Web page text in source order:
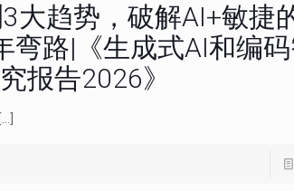
大趋势，破解AI+敏捷
弯路|《生成式AI和编
报告2026》